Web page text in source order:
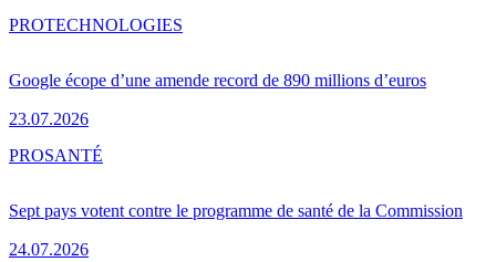
Google écope d’une amende record de 890 millions d’euros
23.07.2026
PROTECHNOLOGIES
Sept pays votent contre le programme de santé de la Commission
24.07.2026
PROSANTÉ